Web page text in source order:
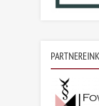
PARTNEREINK